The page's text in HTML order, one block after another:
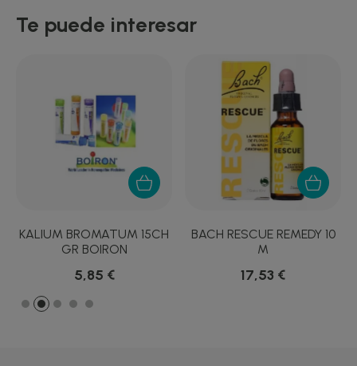
Te puede interesar
KALIUM BROMATUM 15CH
GR BOIRON
5,85 €
BACH RESCUE REMEDY 10
M
17,53 €